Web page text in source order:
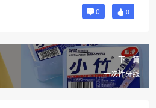
0 0
下一篇
一次性牙线